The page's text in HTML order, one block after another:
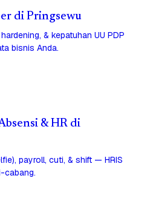
di Pringsewu
& kepatuhan UU PDP
bisnis Anda.
& HR di
payroll, cuti, & shift — HRIS
cabang.